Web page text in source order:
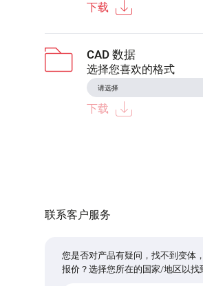
下载
CAD 数据
选择您喜欢的格式
下载
联系客户服务
您是否对产品有疑问，找不到变体
报价？选择您所在的国家/地区以找